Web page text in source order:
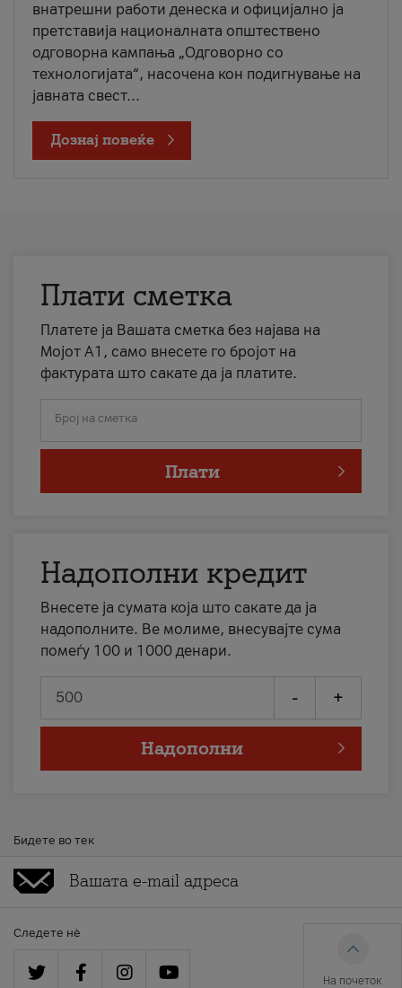
внатрешни работи денеска и официјално ја
претставија националната општествено
одговорна кампања „Одговорно со
технологијата“, насочена кон подигнување на
јавната свест...
Дознај повеќе
Плати сметка
Платете ја Вашата сметка без најава на
Мојот А1, само внесете го бројот на
фактурата што сакате да ја платите.
Број на сметка
Плати
Надополни кредит
Внесете ја сумата која што сакате да ја
надополните. Ве молиме, внесувајте сума
помеѓу 100 и 1000 денари.
- +
Надополни
Бидете во тек
Следете нè
На почеток